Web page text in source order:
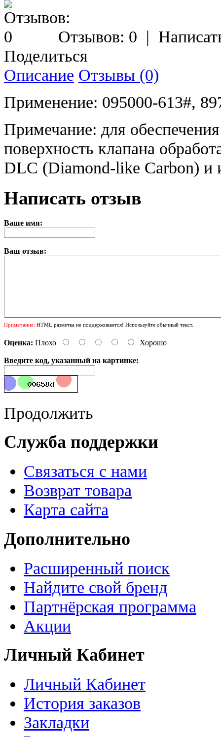
Отзывов: 0 |
Поделиться
Описание Отзывы (0)
Применение: 095000-613#,
Примечание: для
поверхность клапана
DLC (Diamond-like Carbon) и
Написать отзыв
Ваше имя:
Ваш отзыв:
Примечание: HTML разметка не поддерживается! Используйте обычный текст.
Оценка: Плохо Хорошо
Введите код, указанный на картинке:
Продолжить
Служба поддержки
Связаться с нами
Возврат товара
Карта сайта
Дополнительно
Расширенный поиск
Найдите свой бренд
Партнёрская программа
Акции
Личный Кабинет
Личный Кабинет
История заказов
Закладки